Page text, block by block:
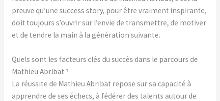
preuve qu’une success story, pour être vraiment inspirante,
doit toujours s’ouvrir sur l’envie de transmettre, de motiver
et de tendre la main à la génération suivante.
Quels sont les facteurs clés du succès dans le parcours de
Mathieu Abribat ?
La réussite de Mathieu Abribat repose sur sa capacité à
apprendre de ses échecs, à fédérer des talents autour de